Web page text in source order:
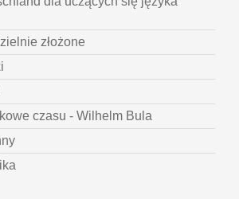
złożone
czasu - Wilhelm Bula